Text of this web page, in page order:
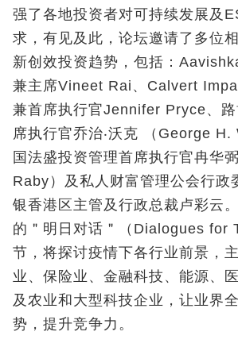
强了各地投资者对可持续发展及
求，有见及此，论坛邀请了多位
新创效投资趋势，包括：
兼主席Vineet Rai、Calvert
兼首席执行官Jennifer Pryce、
席执行官乔治‧沃克 （George H.
国法盛投资管理首席执行官冉华
Raby）及私人财富管理公会行政
银香港区主管及行政总裁卢彩云
的＂明日对话＂（Dialogues for
节，将探讨疫情下各行业前景，
业、保险业、金融科技、能源、
及农业和大型科技企业，让业界
势，提升竞争力。